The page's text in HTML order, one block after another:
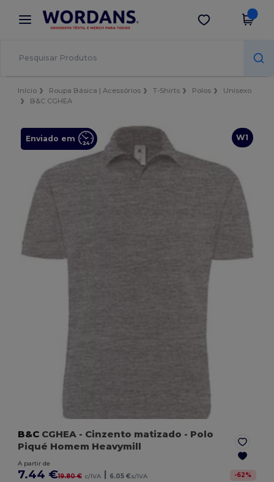
× App Wordans
Melhores preços na app!
Obter app
Início Roupa Básica | Acessórios T-Shirts Polos
Unisexo
B&C CGHEA
W1
Enviado em
B&C CGHEA - Cinzento matizado - Polo
Piqué Homem Heavymill
A partir de
7.44 €19.80 € c/IVA | 6.05 €s/IVA -62%